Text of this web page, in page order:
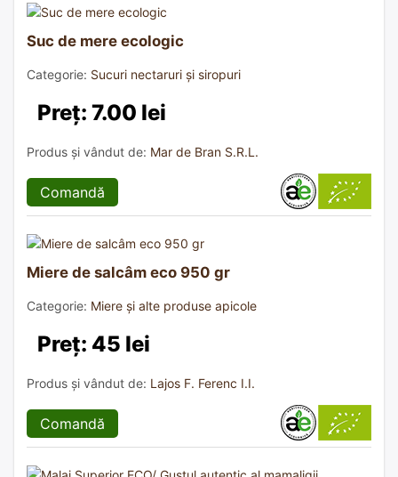
Suc de mere ecologic
Categorie: Sucuri nectaruri și siropuri
Preț: 7.00 lei
Produs și vândut de: Mar de Bran S.R.L.
Comandă
Miere de salcâm eco 950 gr
Categorie: Miere și alte produse apicole
Preț: 45 lei
Produs și vândut de: Lajos F. Ferenc I.I.
Comandă